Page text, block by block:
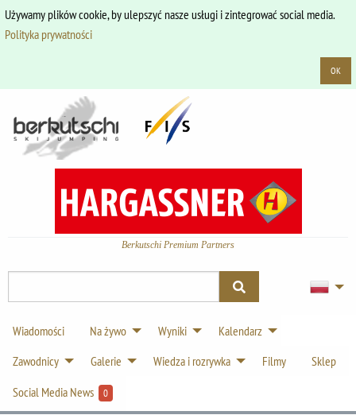
Używamy plików cookie, by ulepszyć nasze usługi i zintegrować social media.
Polityka prywatności
OK
Berkutschi Premium Partners
Wiadomości Na żywo Wyniki
Kalendarz
Zawodnicy
Galerie Wiedza i rozrywka Filmy
Sklep
Social Media News
0